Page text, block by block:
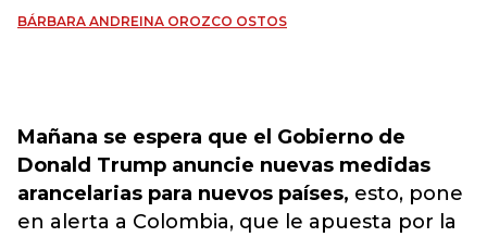
BÁRBARA ANDREINA OROZCO OSTOS
Mañana se espera que el Gobierno de
Donald Trump anuncie nuevas medidas
arancelarias para nuevos países, esto, pone
en alerta a Colombia, que le apuesta por la